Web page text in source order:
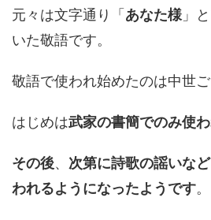
元々は文字通り「 あなた様 」
いた敬語です。
敬語で使われ始めたのは中世ご
はじめは武家の書簡でのみ使
その後、 次第に詩歌の謡いな
われるようになったようです。